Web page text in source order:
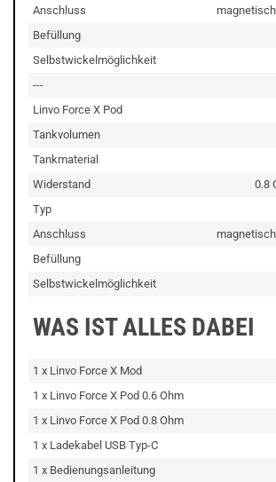
Anschluss
Befüllung
Selbstwickelmöglichkeit
---
Linvo Force X Pod
Tankvolumen
Tankmaterial
Widerstand
0.8
Typ
Anschluss
Befüllung
Selbstwickelmöglichkeit
WAS IST ALLES DABEI
1 x Linvo Force X Mod
1 x Linvo Force X Pod 0.6 Ohm
1 x Linvo Force X Pod 0.8 Ohm
1 x Ladekabel USB Typ-C
1 x Bedienungsanleitung